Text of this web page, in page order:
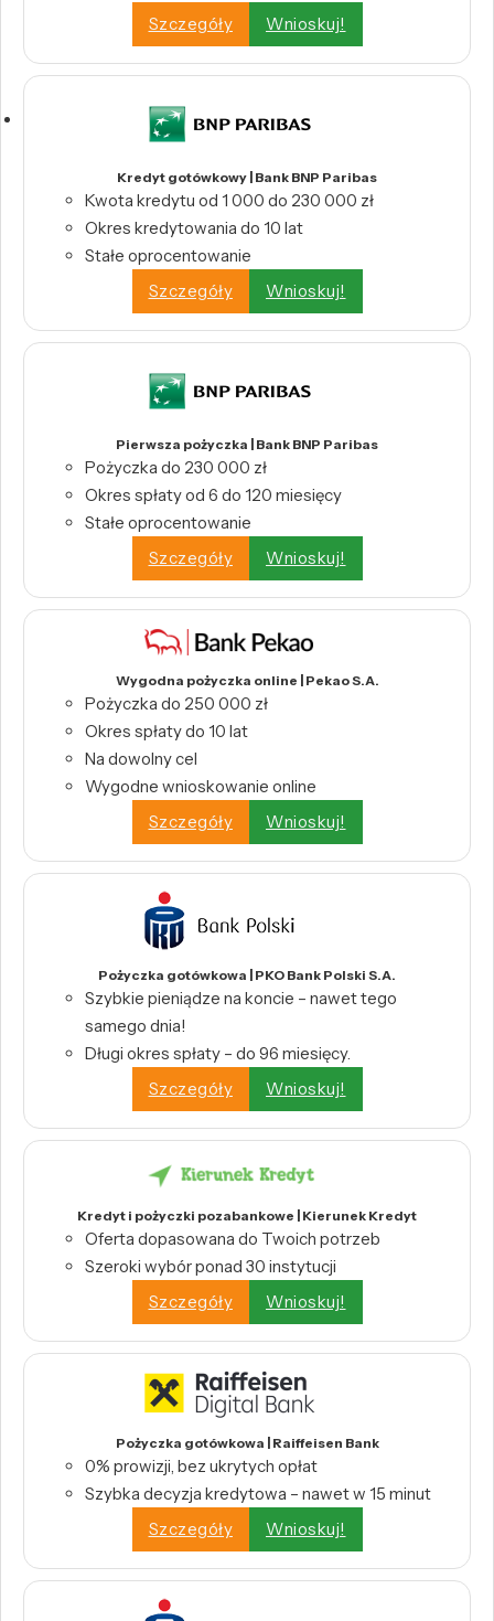
Szczegóły
Wnioskuj!
Kredyt gotówkowy | Bank BNP Paribas
Kwota kredytu od 1 000 do 230 000 zł
Okres kredytowania do 10 lat
Stałe oprocentowanie
Szczegóły
Wnioskuj!
Pierwsza pożyczka | Bank BNP Paribas
Pożyczka do 230 000 zł
Okres spłaty od 6 do 120 miesięcy
Stałe oprocentowanie
Szczegóły
Wnioskuj!
Wygodna pożyczka online | Pekao S.A.
Pożyczka do 250 000 zł
Okres spłaty do 10 lat
Na dowolny cel
Wygodne wnioskowanie online
Szczegóły
Wnioskuj!
Pożyczka gotówkowa | PKO Bank Polski S.A.
Szybkie pieniądze na koncie – nawet tego
samego dnia!
Długi okres spłaty – do 96 miesięcy.
Szczegóły
Wnioskuj!
Kredyt i pożyczki pozabankowe | Kierunek Kredyt
Oferta dopasowana do Twoich potrzeb
Szeroki wybór ponad 30 instytucji
Szczegóły
Wnioskuj!
Pożyczka gotówkowa | Raiffeisen Bank
0% prowizji, bez ukrytych opłat
Szybka decyzja kredytowa – nawet w 15 minut
Szczegóły
Wnioskuj!